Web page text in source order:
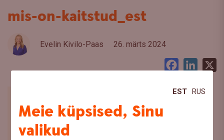
EST RUS
Meie küpsised, Sinu
valikud
mis-on-kaitstud_est
Evelin Kivilo-Paas 26. märts 2024
Facebook